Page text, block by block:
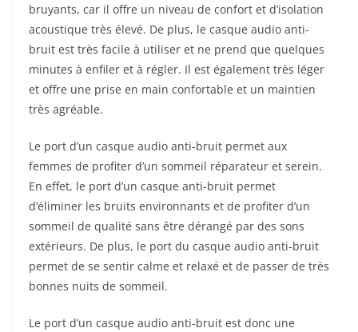
bruyants, car il offre un niveau de confort et d’isolation
acoustique très élevé. De plus, le casque audio anti-
bruit est très facile à utiliser et ne prend que quelques
minutes à enfiler et à régler. Il est également très léger
et offre une prise en main confortable et un maintien
très agréable.
Le port d’un casque audio anti-bruit permet aux
femmes de profiter d’un sommeil réparateur et serein.
En effet, le port d’un casque anti-bruit permet
d’éliminer les bruits environnants et de profiter d’un
sommeil de qualité sans être dérangé par des sons
extérieurs. De plus, le port du casque audio anti-bruit
permet de se sentir calme et relaxé et de passer de très
bonnes nuits de sommeil.
Le port d’un casque audio anti-bruit est donc une